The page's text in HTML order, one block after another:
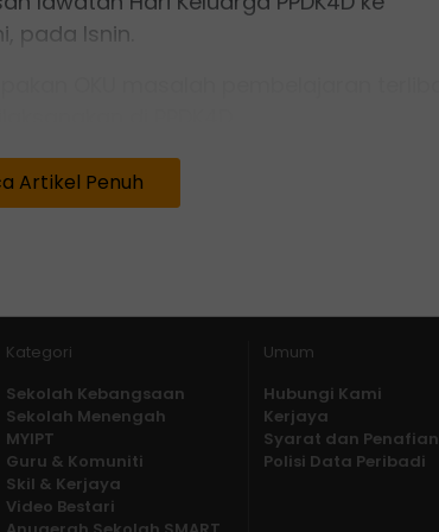
pada Isnin.
Zara Zulaikha, dia kini boleh
di PPDK4D," katanya.
Artikel Penuh
Kategori
Sekolah Kebangsaan
Sekolah Menengah
MYIPT
Guru & Komuniti
Skil & Kerjaya
Video Bestari
Umum
Hubungi Kami
Kerjaya
Syarat dan Penafian
Polisi Data Peribadi